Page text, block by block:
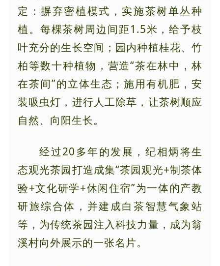
定：摒弃密植模式，实施茶树单丛种
植。每棵茶树周边间距1.5米，给予枝
叶充分的生长空间；园内种植桂花、竹
柏等数十种植物，营造“茶在林中，林
在茶间”的立体生态；施用有机肥，安
装吸虫灯，进行人工除草，让茶树顺应
自然、向阳生长。
经过20多年的发展，纪相炳将生
态观光茶园打造成集“茶园观光+制茶体
验+文化研学+休闲住宿”为一体的产教
研旅综合体，并建成白茶智慧气象站
等，为传统茶园注入科技力量，成为翁
溪村向外展示的一张名片。